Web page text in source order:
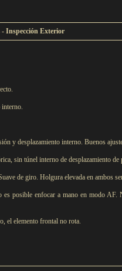
- Inspección Exterior
y desplazamiento interno. Buenos
sin túnel interno de desplazamiento de
de giro. Holgura elevada en ambos
es posible enfocar a mano en modo
el elemento frontal no rota.